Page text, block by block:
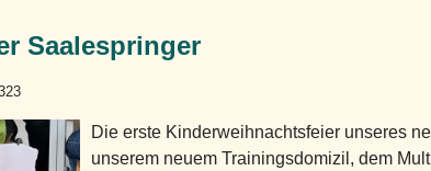
Saalespringer
Die erste Kinderweihnachtsfeier unseres
unserem neuem Trainingsdomizil, dem